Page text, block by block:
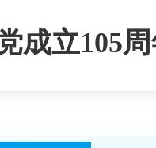
成立105